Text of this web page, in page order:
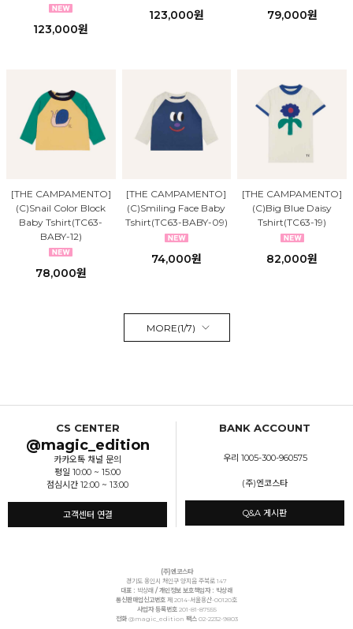
123,000원
123,000원 79,000원
[THE CAMPAMENTO]
(C)Snail Color Block
Baby Tshirt(TC63-
BABY-12)
78,000원
[THE CAMPAMENTO]
(C)Smiling Face Baby
Tshirt(TC63-BABY-09)
74,000원
[THE CAMPAMENTO]
(C)Big Blue Daisy
Tshirt(TC63-19)
82,000원
MORE(1/7)
CS CENTER
@magic_edition
카카오톡 채널 문의
평일 10:00 ~ 15:00
점심시간 12:00 ~ 13:00
고객센터 연결
BANK ACCOUNT
우리 1005-300-960575
(주)엔코스타
Q&A 게시판
(주)엔코스타
경기도 용인시 처인구 양지읍 주북로 147
대표 : 박상래 / 개인정보 보호책임자 : 박상래
통신판매업신고번호 제 2014-서울용산-00120호
사업자 등록번호201-81-87555
전화@magic_edition 팩스02-2232-9803